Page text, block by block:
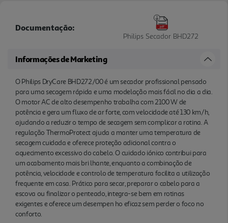
rotinas exigentes e oferece um desempen ho eficaz
sem perder o foco no conforto.
Documentação:
Philips Secador BHD272
Informações de Marketing
O Philips DryCare BHD272/00 é um secador profissional pensado
para uma secagem rápida e uma modelação mais fácil no dia a dia.
O motor AC de alto desempenho trabalha com 2100 W de
potência e gera um fluxo de ar forte, com velocidade até 130 km/h,
ajudando a reduzir o tempo de secagem sem complicar a rotina. A
regulação ThermoProtect ajuda a manter uma temperatura de
secagem cuidada e oferece proteção adicional contra o
aquecimento excessivo do cabelo. O cuidado iónico contribui para
um acabamento mais bri lhante, enquanto a combinação de
potência, velocidade e controlo de temperatura facilita a utilização
frequente em casa. Prático para secar, preparar o cabelo para a
escova ou finalizar o penteado, integra-se bem em rotinas
exigentes e oferece um desempen ho eficaz sem perder o foco no
conforto.